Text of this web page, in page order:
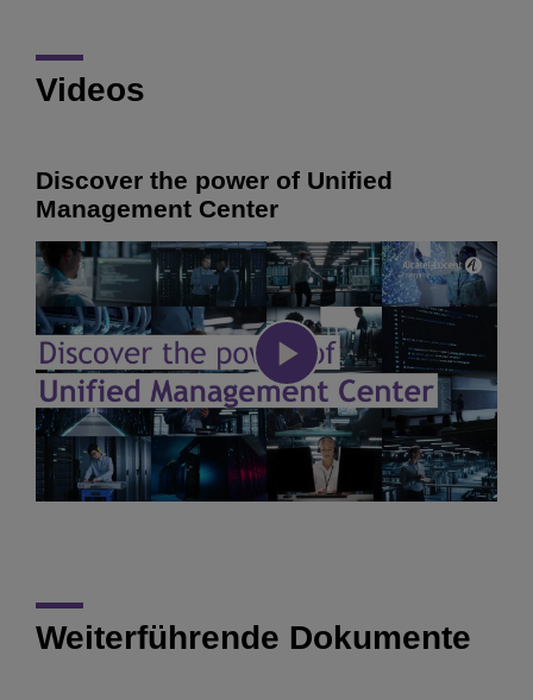
Videos
Discover the power of Unified
Management Center
Play
Weiterführende Dokumente